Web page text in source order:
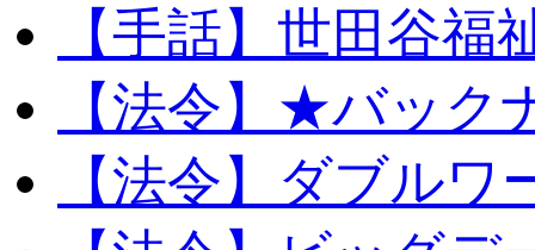
【手話】世田谷福
【法令】★バック
【法令】ダブルワ